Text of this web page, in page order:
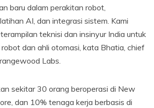
baru dalam perakitan robot,
AI, dan integrasi sistem. Kami
teknisi dan insinyur India untuk
dan ahli otomasi, kata Bhatia, chief
Labs.
sekitar 30 orang beroperasi di New
dan 10% tenaga kerja berbasis di